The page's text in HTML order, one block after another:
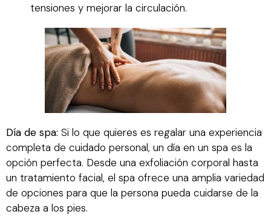
tensiones y mejorar la circulación.
Día de spa: Si lo que quieres es regalar una experiencia
completa de cuidado personal, un día en un spa es la
opción perfecta. Desde una exfoliación corporal hasta
un tratamiento facial, el spa ofrece una amplia variedad
de opciones para que la persona pueda cuidarse de la
cabeza a los pies.